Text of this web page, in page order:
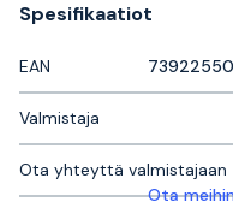
Spesifikaatiot
EAN
Valmistaja
Ota yhteyttä valmistajaan
Ota